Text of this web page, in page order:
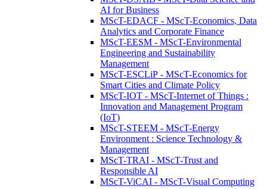
AI for Business
MScT-EDACF - MScT-Economics, Data
Analytics and Corporate Finance
MScT-EESM - MScT-Environmental
Engineering and Sustainability
Management
MScT-ESCLiP - MScT-Economics for
Smart Cities and Climate Policy
MScT-IOT - MScT-Internet of Things :
Innovation and Management Program
(IoT)
MScT-STEEM - MScT-Energy
Environment : Science Technology &
Management
MScT-TRAI - MScT-Trust and
Responsible AI
MScT-ViCAI - MScT-Visual Computing